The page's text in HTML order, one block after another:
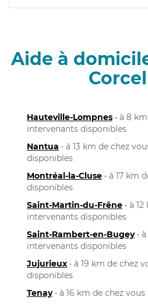
Aide à
Hauteville-Lompnes • à 8
intervenants disponibles
Nantua • à 13 km de chez
disponibles
Montréal-la-Cluse • à 17 km
disponibles
Saint-Martin-du-Frêne • à
intervenants disponibles
Saint-Rambert-en-Bugey•
intervenants disponibles
Jujurieux • à 19 km de chez
disponibles
Tenay• à 16 km de chez